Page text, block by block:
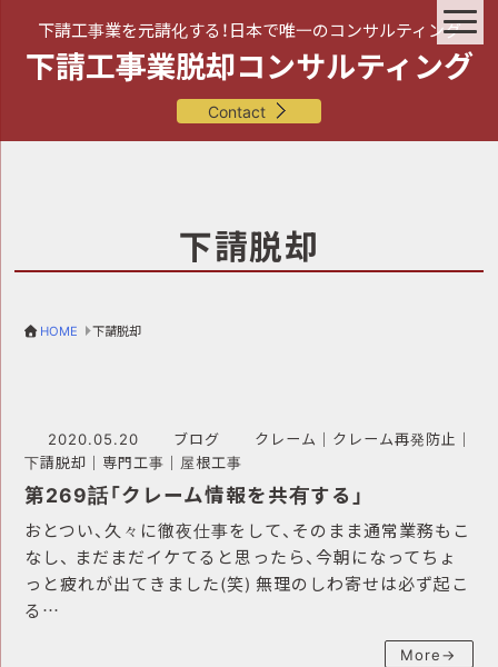
下請工事業を元請化する！日本で唯一のコンサルティング
下請工事業脱却コンサルティング
Contact
下請脱却
HOME 下請脱却
2020.05.20 ブログ クレーム ｜ クレーム再発防止 ｜
下請脱却 ｜ 専門工事 ｜ 屋根工事
第269話「クレーム情報を共有する」
おとつい、久々に徹夜仕事をして、そのまま通常業務もこ
なし、 まだまだイケてると思ったら、今朝になってちょ
っと疲れが出てきました(笑) 無理のしわ寄せは必ず起こ
る…
More→